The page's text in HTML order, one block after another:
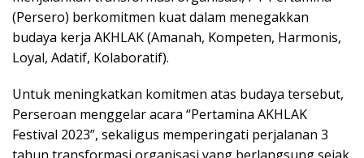
(Persero) berkomitmen kuat dalam menegakkan
budaya kerja AKHLAK (Amanah, Kompeten, Harmonis,
Loyal, Adatif, Kolaboratif).
Untuk meningkatkan komitmen atas budaya tersebut,
Perseroan menggelar acara “Pertamina AKHLAK
Festival 2023”, sekaligus memperingati perjalanan 3